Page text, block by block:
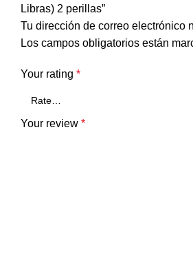
Libras) 2 perillas”
Tu dirección de correo electrónico
Los campos obligatorios están
Your rating *
Your review *